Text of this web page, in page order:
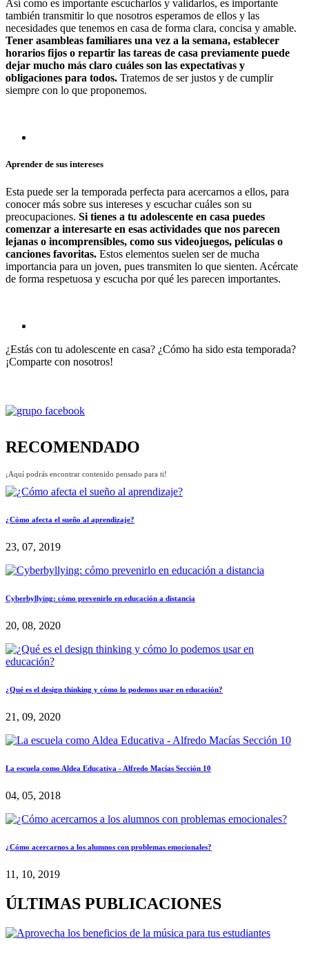
Así como es importante escucharlos y validarlos, es importante
también transmitir lo que nosotros esperamos de ellos y las
necesidades que tenemos en casa de forma clara, concisa y amable.
Tener asambleas familiares una vez a la semana, establecer
horarios fijos o repartir las tareas de casa previamente puede
dejar mucho más claro cuáles son las expectativas y
obligaciones para todos. Tratemos de ser justos y de cumplir
siempre con lo que proponemos.
Aprender de sus intereses
Esta puede ser la temporada perfecta para acercarnos a ellos, para
conocer más sobre sus intereses y escuchar cuáles son su
preocupaciones. Si tienes a tu adolescente en casa puedes
comenzar a interesarte en esas actividades que nos parecen
lejanas o incomprensibles, como sus videojuegos, películas o
canciones favoritas. Estos elementos suelen ser de mucha
importancia para un joven, pues transmiten lo que sienten. Acércate
de forma respetuosa y escucha por qué les parecen importantes.
¿Estás con tu adolescente en casa? ¿Cómo ha sido esta temporada?
¡Comparte con nosotros!
RECOMENDADO
¡Aquí podrás encontrar contenido pensado para ti!
¿Cómo afecta el sueño al aprendizaje?
23, 07, 2019
Cyberbyllying: cómo prevenirlo en educación a distancia
20, 08, 2020
¿Qué es el design thinking y cómo lo podemos usar en educación?
21, 09, 2020
La escuela como Aldea Educativa - Alfredo Macías Sección 10
04, 05, 2018
¿Cómo acercarnos a los alumnos con problemas emocionales?
11, 10, 2019
ÚLTIMAS PUBLICACIONES